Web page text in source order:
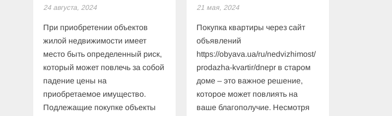
24 августа, 2024
При приобретении объектов
жилой недвижимости имеет
место быть определенный риск,
который может повлечь за собой
падение цены на
приобретаемое имущество.
Подлежащие покупке объекты
21 мая, 2024
Покупка квартиры через сайт
объявлений
https://obyava.ua/ru/nedvizhimost/
prodazha-kvartir/dnepr в старом
доме – это важное решение,
которое может повлиять на
ваше благополучие. Несмотря